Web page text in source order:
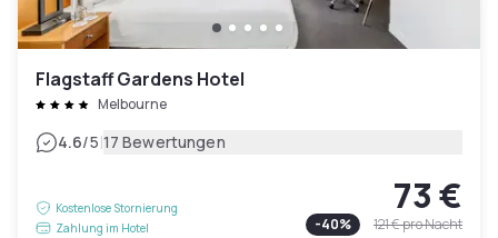
Flagstaff Gardens Hotel
Melbourne
4.6/5|17 Bewertungen
Kostenlose Stornierung
Zahlung im Hotel
73 €
-40% 121 €pro Nacht